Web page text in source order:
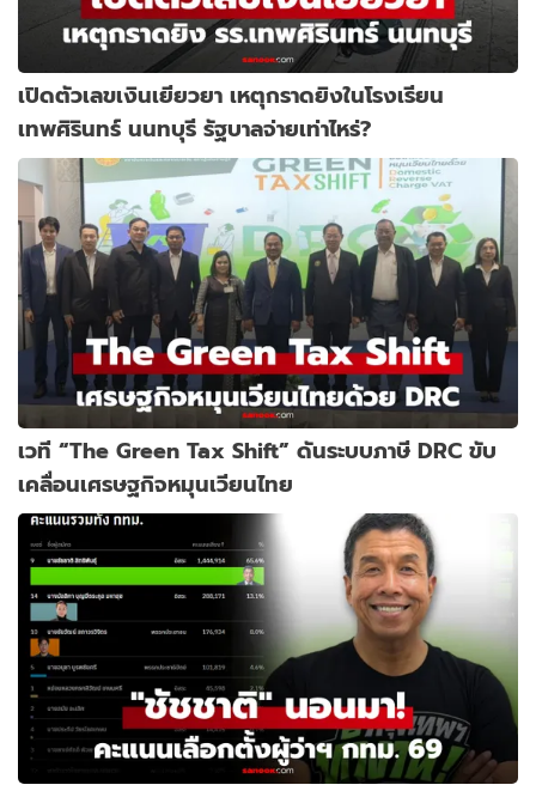
เปิดตัวเลขเงินเยียวยา เหตุกราดยิงในโรงเรียน
เทพศิรินทร์ นนทบุรี รัฐบาลจ่ายเท่าไหร่?
เวที “The Green Tax Shift” ดันระบบภาษี DRC ขับ
เคลื่อนเศรษฐกิจหมุนเวียนไทย